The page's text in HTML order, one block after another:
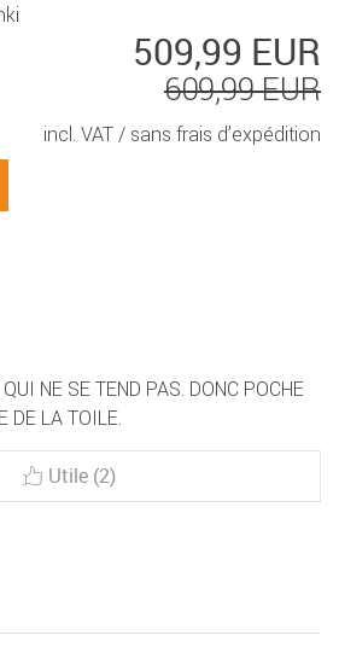
509,99 EUR
609,99 EUR
incl. VAT / sans frais d’expédition
NE SE TEND PAS. DONC POCHE
DE LA TOILE.
Utile (2)